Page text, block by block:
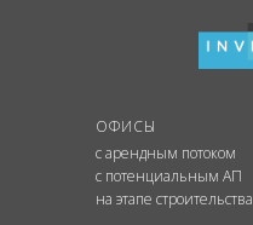
ОФИСЫ
с арендным потоком
с потенциальным АП
на этапе строительства